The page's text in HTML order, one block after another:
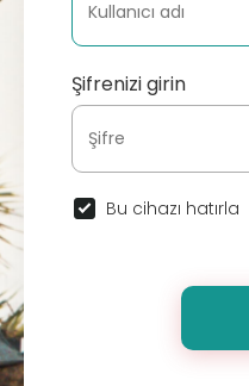
Şifrenizi girin
Bu cihazı hatırla